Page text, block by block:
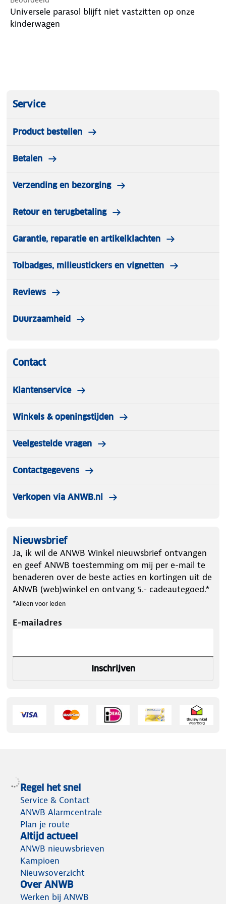
Universele parasol blijft niet vastzitten op onze
kinderwagen
Service
Product bestellen
Betalen
Verzending en bezorging
Retour en terugbetaling
Garantie, reparatie en artikelklachten
Tolbadges, milieustickers en vignetten
Reviews
Duurzaamheid
Contact
Klantenservice
Winkels & openingstijden
Veelgestelde vragen
Contactgegevens
Verkopen via ANWB.nl
Nieuwsbrief
Ja, ik wil de ANWB Winkel nieuwsbrief ontvangen
en geef ANWB toestemming om mij per e-mail te
benaderen over de beste acties en kortingen uit de
ANWB (web)winkel en ontvang 5.- cadeautegoed.*
*Alleen voor leden
E-mailadres
Inschrijven
Regel het snel
Service & Contact
ANWB Alarmcentrale
Plan je route
Altijd actueel
ANWB nieuwsbrieven
Kampioen
Nieuwsoverzicht
Over ANWB
Werken bij ANWB